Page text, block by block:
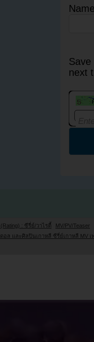
next
(Rating) : ซีรี่ย์/วาไรตี้
MV/PV/Teaser
ดอล และศิลปินเกาหลี ซีรี่ย์เกาหลี MV